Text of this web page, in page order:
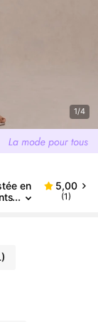
1/4
en
5,00
(1)